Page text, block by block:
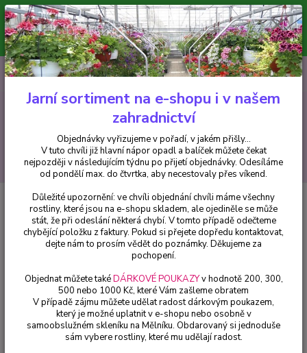
Minimální hodnota pro odeslání z e-shopu je 300 Kč.
V tuto chvíli již hlavní nápor objednávek opadl a balíček můžete čekat
nejpozději v následujícím týdnu po přijetí objednávky. Objednávky
vyřizujeme v pořadí, v jakém přišly...
CZK
Hledat
+420 602 223 614 0ks
za0 Kč
Africké kopřivy, Coleusy
Africká kopřiva Coleus Copa King Henry -
cena za kus v 3-kusovém balení
Africká kopřiva Coleus Copa King
Henry - cena za kus v 3-kusovém
balení
Jarní sortiment na e-shopu i v našem
zahradnictví
Objednávky vyřizujeme v pořadí, v jakém přišly...
V tuto chvíli již hlavní nápor opadl a balíček můžete čekat
nejpozději v následujícím týdnu po přijetí objednávky. Odesíláme
od pondělí max. do čtvrtka, aby necestovaly přes víkend.
Důležité upozornění: ve chvíli objednání chvíli máme všechny
rostliny, které jsou na e-shopu skladem, ale ojediněle se může
stát, že při odeslání některá chybí. V tomto případě odečteme
chybějící položku z faktury. Pokud si přejete dopředu kontaktovat,
dejte nám to prosím vědět do poznámky. Děkujeme za
pochopení.
Objednat můžete takéDÁRKOVÉ POUKAZYv hodnotě 200, 300,
500 nebo 1000 Kč, které Vám zašleme obratem
V případě zájmu můžete udělat radost dárkovým poukazem,
který je možné uplatnit v e-shopu nebo osobně v
samoobslužném skleníku na Mělníku. Obdarovaný si jednoduše
sám vybere rostliny, které mu udělají radost.